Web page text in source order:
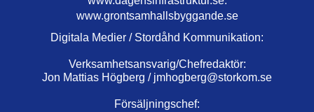
www.grontsamhallsbyggande.se
Digitala Medier / Stordåhd Kommunikation:
Verksamhetsansvarig/Chefredaktör:
Jon Mattias Högberg / jmhogberg@storkom.se
Försäljningschef: